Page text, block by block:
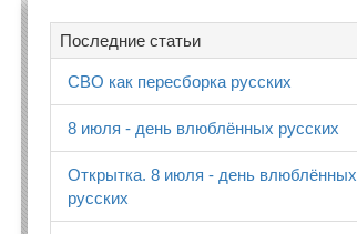
Последние статьи
СВО как пересборка русских
8 июля - день влюблённых русских
Открытка. 8 июля - день влюблённых
русских